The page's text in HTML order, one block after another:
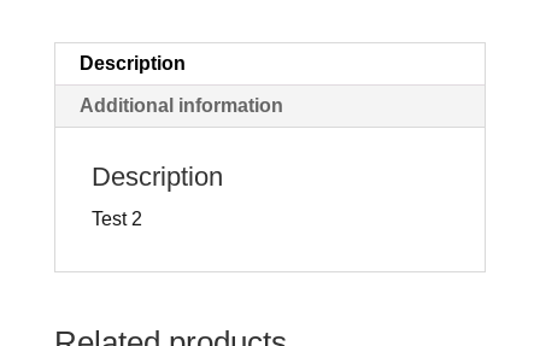
Description
Additional information
Description
Test 2